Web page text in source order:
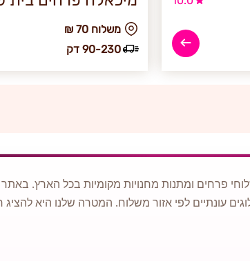
₪ משלוח 70
90-230 דק
פרחים ומתנות מחנויות מקומיות בכל הארץ.
עונתיים לפי אזור משלוח. המטרה שלנו היא